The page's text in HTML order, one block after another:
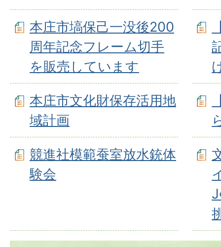
本庄市塙保己一没後200
周年記念フレーム切手
を販売しています
本庄市文化財保存活用地
域計画
競進社模範蚕室放水銃体
験会